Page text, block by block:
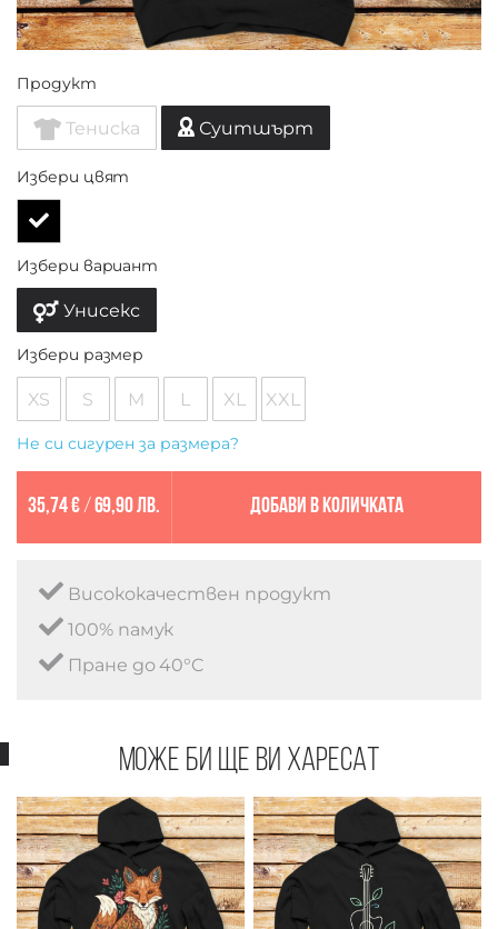
Продукт
Тениска Суитшърт
Избери цвят
Избери вариант
Унисекс
Избери размер
XS S M L XL XXL
Не си сигурен за размера?
35,74 €/ 69,90 лв. Добави в количката
Висококачествен продукт
100% памук
Пране до 40°C
Може би ще ви харесат